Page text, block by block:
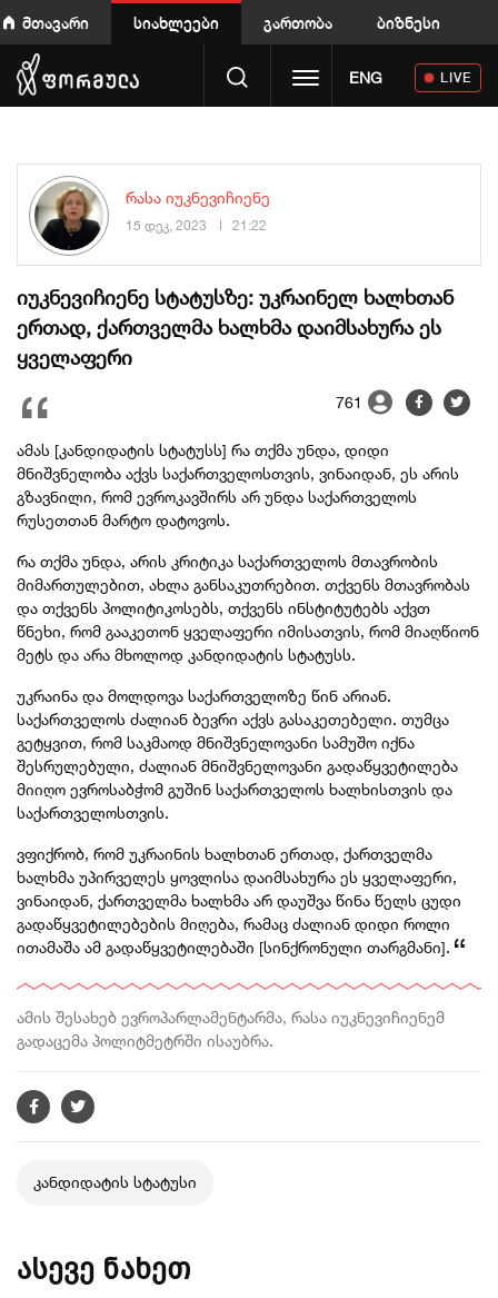
მთავარი სიახლეები გართობა ბიზნესი
Toggle navigation
ENG LIVE
რასა იუკნევიჩიენე
15 დეკ, 2023 21:22
იუკნევიჩიენე სტატუსზე: უკრაინელ ხალხთან
ერთად, ქართველმა ხალხმა დაიმსახურა ეს
ყველაფერი
761
ამას [კანდიდატის სტატუსს] რა თქმა უნდა, დიდი
მნიშვნელობა აქვს საქართველოსთვის, ვინაიდან, ეს არის
გზავნილი, რომ ევროკავშირს არ უნდა საქართველოს
რუსეთთან მარტო დატოვოს.
რა თქმა უნდა, არის კრიტიკა საქართველოს მთავრობის
მიმართულებით, ახლა განსაკუთრებით. თქვენს მთავრობას
და თქვენს პოლიტიკოსებს, თქვენს ინსტიტუტებს აქვთ
წნეხი, რომ გააკეთონ ყველაფერი იმისათვის, რომ მიაღწიონ
მეტს და არა მხოლოდ კანდიდატის სტატუსს.
უკრაინა და მოლდოვა საქართველოზე წინ არიან.
საქართველოს ძალიან ბევრი აქვს გასაკეთებელი. თუმცა
გეტყვით, რომ საკმაოდ მნიშვნელოვანი სამუშო იქნა
შესრულებული, ძალიან მნიშვნელოვანი გადაწყვეტილება
მიიღო ევროსაბჭომ გუშინ საქართველოს ხალხისთვის და
საქართველოსთვის.
ვფიქრობ, რომ უკრაინის ხალხთან ერთად, ქართველმა
ხალხმა უპირველეს ყოვლისა დაიმსახურა ეს ყველაფერი,
ვინაიდან, ქართველმა ხალხმა არ დაუშვა წინა წელს ცუდი
გადაწყვეტილებების მიღება, რამაც ძალიან დიდი როლი
ითამაშა ამ გადაწყვეტილებაში [სინქრონული თარგმანი].
ამის შესახებ ევროპარლამენტარმა, რასა იუკნევიჩიენემ
გადაცემა პოლიტმეტრში ისაუბრა.
კანდიდატის სტატუსი
ასევე ნახეთ